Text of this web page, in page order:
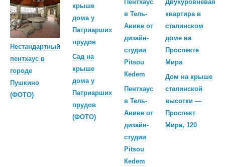
Нестандартный
пентхаус в
городе
Пушкино
(ФОТО)
Сад на
крыше
дома у
Патриарших
прудов
(ФОТО)
Пентхаус
в Тель-
Авиве от
дизайн-
студии
Pitsou
Кеdem
Дом на крыше
сталинской
высотки —
Проспект
Мира, 120